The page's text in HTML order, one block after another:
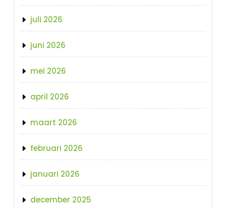
juli 2026
juni 2026
mei 2026
april 2026
maart 2026
februari 2026
januari 2026
december 2025